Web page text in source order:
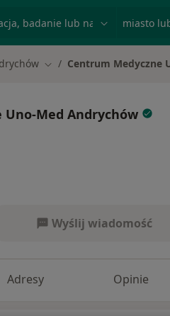
Zmień miasto
Centrum Medyczne
Med Andrychów
Wyślij wiadomość
Adresy Opinie